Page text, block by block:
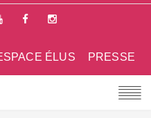
PRESSE
ÉLUS